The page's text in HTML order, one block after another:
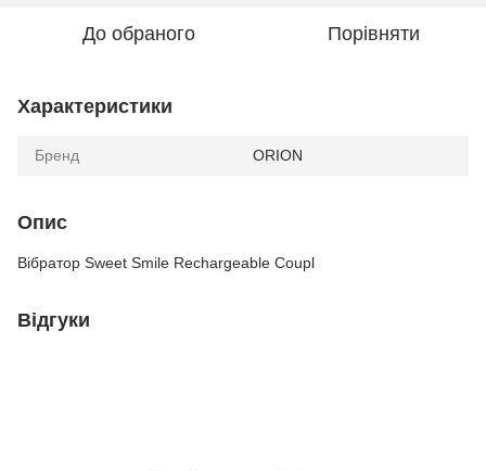
До обраного Порівняти
Характеристики
Бренд ORION
Опис
Вібратор Sweet Smile Rechargeable Coupl
Відгуки